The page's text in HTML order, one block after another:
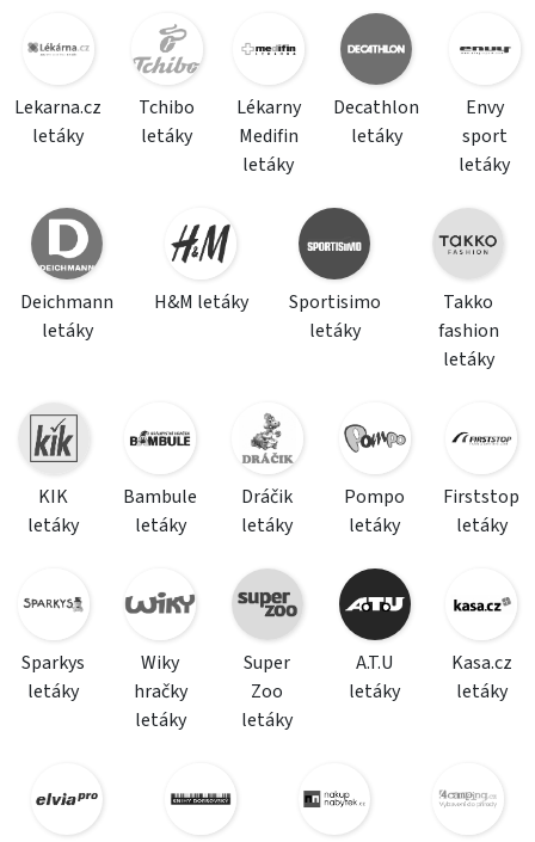
Lekarna.cz
letáky
Tchibo
letáky
Lékarny
Medifin
letáky
Decathlon
letáky
Envy
sport
letáky
Deichmann
letáky
H&M letáky
Sportisimo
letáky
Takko
fashion
letáky
KIK
letáky
Bambule
letáky
Dráčik
letáky
Pompo
letáky
Firststop
letáky
Sparkys
letáky
Wiky
hračky
letáky
Super
Zoo
letáky
A.T.U
letáky
Kasa.cz
letáky